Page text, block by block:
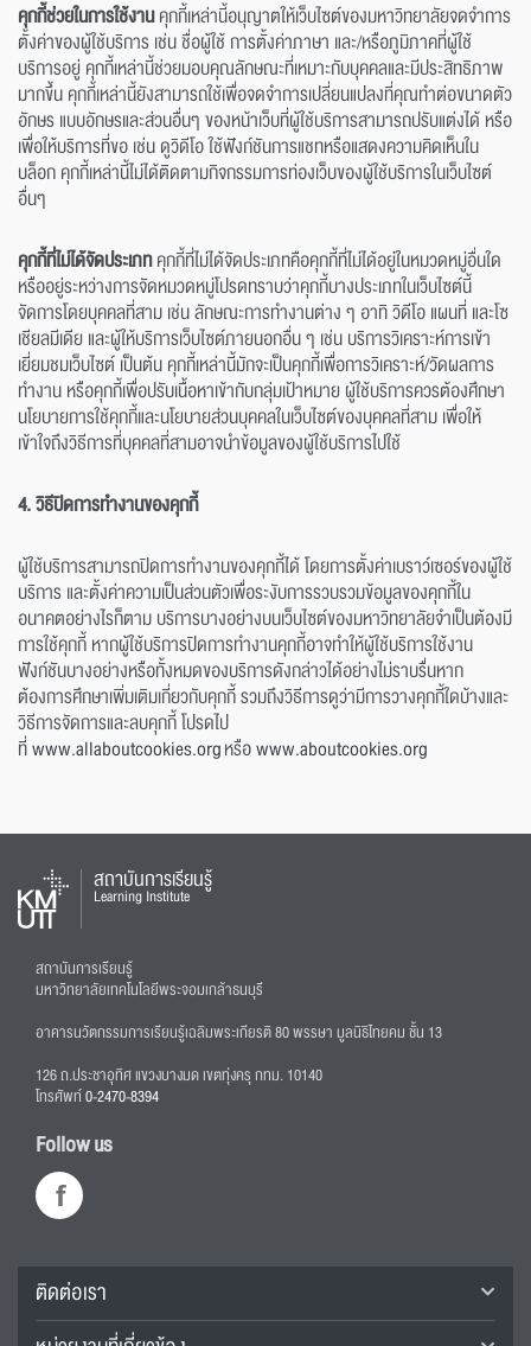
คุกกี้ช่วยในการใช้งานคุกกี้เหล่านี้อนุญาตให้เว็บไซต์ของมหาวิทยาลัยจดจำการ
ตั้งค่าของผู้ใช้บริการ เช่น ชื่อผู้ใช้ การตั้งค่าภาษา และ/หรือภูมิภาคที่ผู้ใช้
บริการอยู่ คุกกี้เหล่านี้ช่วยมอบคุณลักษณะที่เหมาะกับบุคคลและมีประสิทธิภาพ
มากขึ้น คุกกี้เหล่านี้ยังสามารถใช้เพื่อจดจำการเปลี่ยนแปลงที่คุณทำต่อขนาดตัว
อักษร แบบอักษรและส่วนอื่นๆ ของหน้าเว็บที่ผู้ใช้บริการสามารถปรับแต่งได้ หรือ
เพื่อให้บริการที่ขอ เช่น ดูวิดีโอ ใช้ฟังก์ชันการแชทหรือแสดงความคิดเห็นใน
บล็อก คุกกี้เหล่านี้ไม่ได้ติดตามกิจกรรมการท่องเว็บของผู้ใช้บริการในเว็บไซต์
อื่นๆ
คุกกี้ที่ไม่ได้จัดประเภทคุกกี้ที่ไม่ได้จัดประเภทคือคุกกี้ที่ไม่ได้อยู่ในหมวดหมู่อื่นใด
หรืออยู่ระหว่างการจัดหมวดหมู่โปรดทราบว่าคุกกี้บางประเภทในเว็บไซต์นี้
จัดการโดยบุคคลที่สาม เช่น ลักษณะการทำงานต่าง ๆ อาทิ วิดีโอ แผนที่ และโซ
เชียลมีเดีย และผู้ให้บริการเว็บไซต์ภายนอกอื่น ๆ เช่น บริการวิเคราะห์การเข้า
เยี่ยมชมเว็บไซต์ เป็นต้น คุกกี้เหล่านี้มักจะเป็นคุกกี้เพื่อการวิเคราะห์/วัดผลการ
ทำงาน หรือคุกกี้เพื่อปรับเนื้อหาเข้ากับกลุ่มเป้าหมาย ผู้ใช้บริการควรต้องศึกษา
นโยบายการใช้คุกกี้และนโยบายส่วนบุคคลในเว็บไซต์ของบุคคลที่สาม เพื่อให้
เข้าใจถึงวิธีการที่บุคคลที่สามอาจนำข้อมูลของผู้ใช้บริการไปใช้
4. วิธีปิดการทำงานของคุกกี้
ผู้ใช้บริการสามารถปิดการทำงานของคุกกี้ได้ โดยการตั้งค่าเบราว์เซอร์ของผู้ใช้
บริการ และตั้งค่าความเป็นส่วนตัวเพื่อระงับการรวบรวมข้อมูลของคุกกี้ใน
อนาคตอย่างไรก็ตาม บริการบางอย่างบนเว็บไซต์ของมหาวิทยาลัยจำเป็นต้องมี
การใช้คุกกี้ หากผู้ใช้บริการปิดการทำงานคุกกี้อาจทำให้ผู้ใช้บริการใช้งาน
ฟังก์ชันบางอย่างหรือทั้งหมดของบริการดังกล่าวได้อย่างไม่ราบรื่นหาก
ต้องการศึกษาเพิ่มเติมเกี่ยวกับคุกกี้ รวมถึงวิธีการดูว่ามีการวางคุกกี้ใดบ้างและ
วิธีการจัดการและลบคุกกี้ โปรดไป
ที่www.allaboutcookies.orgหรือwww.aboutcookies.org
สถาบันการเรียนรู้
Learning Institute
สถาบันการเรียนรู้
มหาวิทยาลัยเทคโนโลยีพระจอมเกล้าธนบุรี
อาคารนวัตกรรมการเรียนรู้เฉลิมพระเกียรติ 80 พรรษา มูลนิธิไทยคม ชั้น 13
126 ถ.ประชาอุทิศ แขวงบางมด เขตทุ่งครุ กทม. 10140
โทรศัพท์0-2470-8394
Follow us
ติดต่อเรา